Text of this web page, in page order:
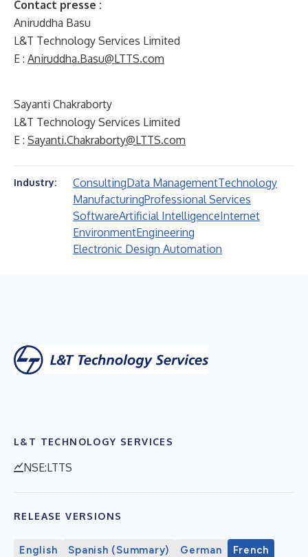
Contact presse :
Aniruddha Basu
L&T Technology Services Limited
E : Aniruddha.Basu@LTTS.com
Sayanti Chakraborty
L&T Technology Services Limited
E : Sayanti.Chakraborty@LTTS.com
Industry: ConsultingData ManagementTechnology
ManufacturingProfessional Services
SoftwareArtificial IntelligenceInternet
EnvironmentEngineering
Electronic Design Automation
L&T TECHNOLOGY SERVICES
NSE:LTTS
RELEASE VERSIONS
English Spanish (Summary) German
French